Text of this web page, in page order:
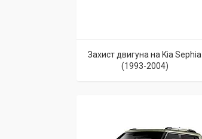
Захист двигуна на Kia Sephia
(1993-2004)